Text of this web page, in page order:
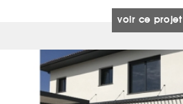
voir ce projet